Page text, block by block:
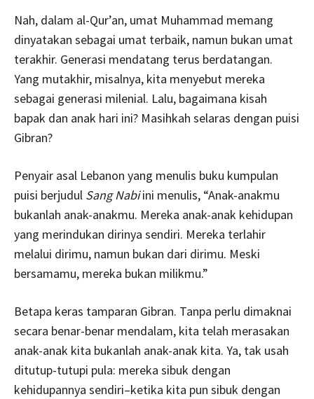
Nah, dalam al-Qur’an, umat Muhammad memang
dinyatakan sebagai umat terbaik, namun bukan umat
terakhir. Generasi mendatang terus berdatangan.
Yang mutakhir, misalnya, kita menyebut mereka
sebagai generasi milenial. Lalu, bagaimana kisah
bapak dan anak hari ini? Masihkah selaras dengan puisi
Gibran?
Penyair asal Lebanon yang menulis buku kumpulan
puisi berjudul Sang Nabiini menulis, “Anak-anakmu
bukanlah anak-anakmu. Mereka anak-anak kehidupan
yang merindukan dirinya sendiri. Mereka terlahir
melalui dirimu, namun bukan dari dirimu. Meski
bersamamu, mereka bukan milikmu.”
Betapa keras tamparan Gibran. Tanpa perlu dimaknai
secara benar-benar mendalam, kita telah merasakan
anak-anak kita bukanlah anak-anak kita. Ya, tak usah
ditutup-tutupi pula: mereka sibuk dengan
kehidupannya sendiri–ketika kita pun sibuk dengan